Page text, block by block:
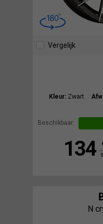
Vergelijk
Kleur: Zwart
Beschikbaar:
134
N